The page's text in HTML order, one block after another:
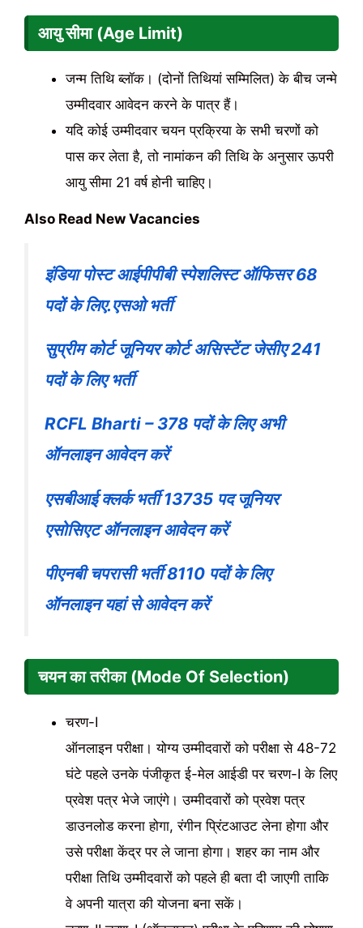
आयु सीमा (Age Limit)
जन्म तिथि ब्लॉक। (दोनों तिथियां सम्मिलित) के बीच जन्मे
उम्मीदवार आवेदन करने के पात्र हैं।
यदि कोई उम्मीदवार चयन प्रक्रिया के सभी चरणों को
पास कर लेता है, तो नामांकन की तिथि के अनुसार ऊपरी
आयु सीमा 21 वर्ष होनी चाहिए।
Also Read New Vacancies
इंडिया पोस्ट आईपीपीबी स्पेशलिस्ट ऑफिसर 68
पदों के लिए.एसओ भर्ती
सुप्रीम कोर्ट जूनियर कोर्ट असिस्टेंट जेसीए 241
पदों के लिए भर्ती
RCFL Bharti – 378 पदों के लिए अभी
ऑनलाइन आवेदन करें
एसबीआई क्लर्क भर्ती 13735 पद जूनियर
एसोसिएट ऑनलाइन आवेदन करें
पीएनबी चपरासी भर्ती 8110 पदों के लिए
ऑनलाइन यहां से आवेदन करें
चयन का तरीका (Mode Of Selection)
चरण-I
ऑनलाइन परीक्षा। योग्य उम्मीदवारों को परीक्षा से 48-72
घंटे पहले उनके पंजीकृत ई-मेल आईडी पर चरण-I के लिए
प्रवेश पत्र भेजे जाएंगे। उम्मीदवारों को प्रवेश पत्र
डाउनलोड करना होगा, रंगीन प्रिंटआउट लेना होगा और
उसे परीक्षा केंद्र पर ले जाना होगा। शहर का नाम और
परीक्षा तिथि उम्मीदवारों को पहले ही बता दी जाएगी ताकि
वे अपनी यात्रा की योजना बना सकें।